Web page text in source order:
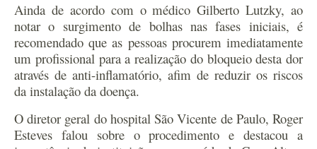
Ainda de acordo com o médico Gilberto Lutzky, ao
notar o surgimento de bolhas nas fases iniciais, é
recomendado que as pessoas procurem imediatamente
um profissional para a realização do bloqueio desta dor
através de anti-inflamatório, afim de reduzir os riscos
da instalação da doença.
O diretor geral do hospital São Vicente de Paulo, Roger
Esteves falou sobre o procedimento e destacou a